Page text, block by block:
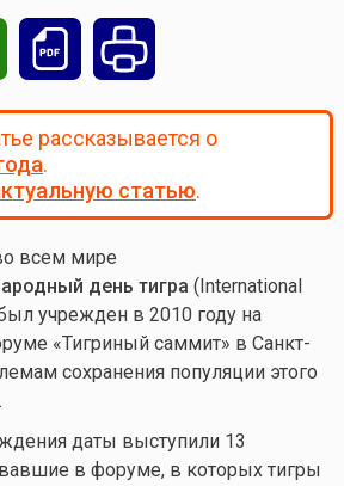
рассказывается о
.
статью.
всем мире
день тигра (International
учрежден в 2010 году на
«Тигриный саммит» в Санкт-
сохранения популяции этого
даты выступили 13
в форуме, в которых тигры